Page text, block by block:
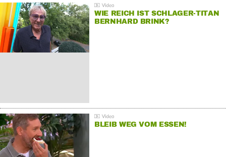
WIE REICH IST SCHLAGER-TITAN
BERNHARD BRINK?
BLEIB WEG VOM ESSEN!